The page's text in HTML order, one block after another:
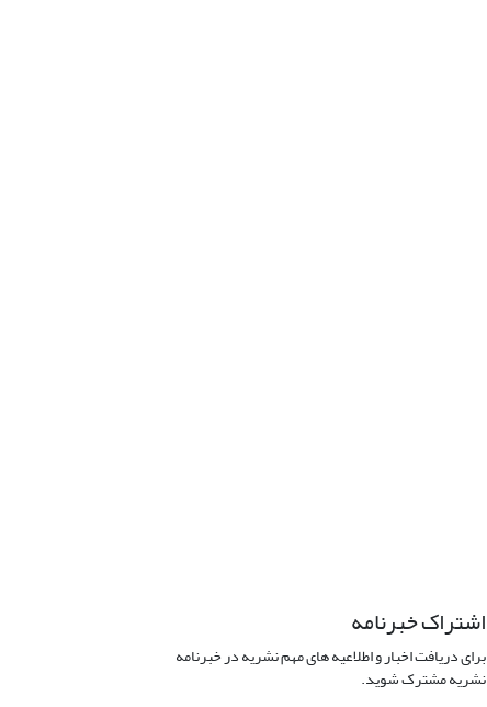
اشتراک خبرنامه
برای دریافت اخبار و اطلاعیه های مهم نشریه در خبرنامه
نشریه مشترک شوید.